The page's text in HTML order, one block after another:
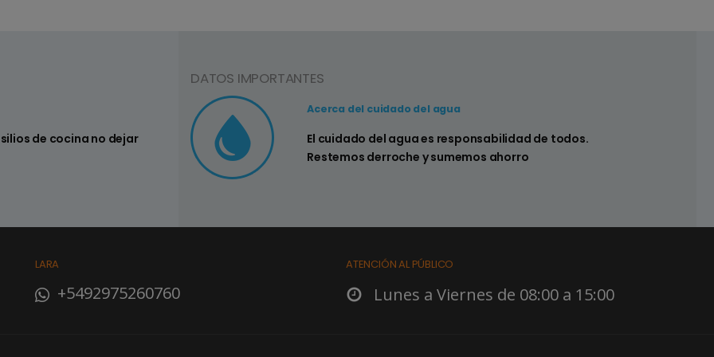
de cocina no dejar
Consejo Nº3
Controlar si hay pérdidas en los sistemas sanitarios de
su hogar
DATOS IMPORTANTES
Acerca del cuidado del agua
El cuidado del agua es responsabilidad de todos.
Restemos derroche y sumemos ahorro
LARA
+5492975260760
ATENCIÓN AL PÚBLICO
Lunes a Viernes de 08:00 a 15:00